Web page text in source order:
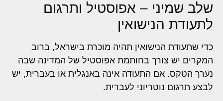
שלב שמיני – אפוסטיל ותרגום
לתעודת הנישואין
כדי שתעודת הנישואין תהיה מוכרת בישראל, ברוב
המקרים יש צורך בחותמת אפוסטיל של המדינה שבה
נערך הטקס. אם התעודה אינה באנגלית או בעברית, יש
לבצע תרגום נוטריוני לעברית.